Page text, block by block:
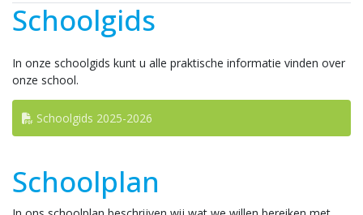
Schoolgids
In onze schoolgids kunt u alle praktische informatie vinden over
onze school.
Schoolgids 2025-2026
Schoolplan